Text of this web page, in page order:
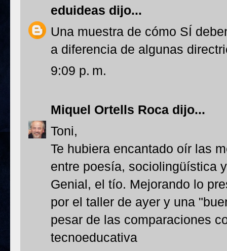
eduideas dijo...
Una muestra de cómo SÍ
a diferencia de algunas
9:09 p. m.
Miquel Ortells Roca dijo...
Toni,
Te hubiera encantado oír las
entre poesía, sociolingüística
Genial, el tío. Mejorando lo
por el taller de ayer y una
pesar de las comparaciones
tecnoeducativa